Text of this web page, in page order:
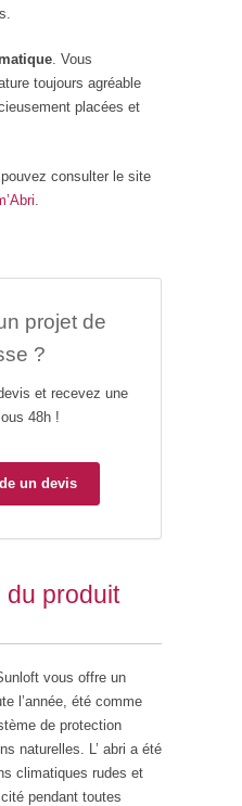
. Vous
toujours agréable
placées et
consulter le site
.
projet de
?
et recevez une
48h !
un devis
du produit
vous offre un
l’année, été comme
de protection
naturelles. L’ abri a été
climatiques rudes et
pendant toutes